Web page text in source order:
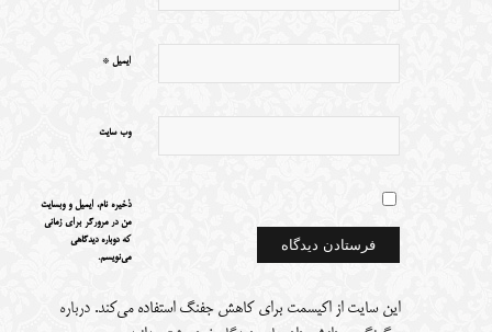
ایمیل *
وب‌ سایت
ذخیره نام، ایمیل و وبسایت
من در مرورگر برای زمانی
که دوباره دیدگاهی
می‌نویسم.
این سایت از اکیسمت برای کاهش جفنگ استفاده می‌کند. درباره